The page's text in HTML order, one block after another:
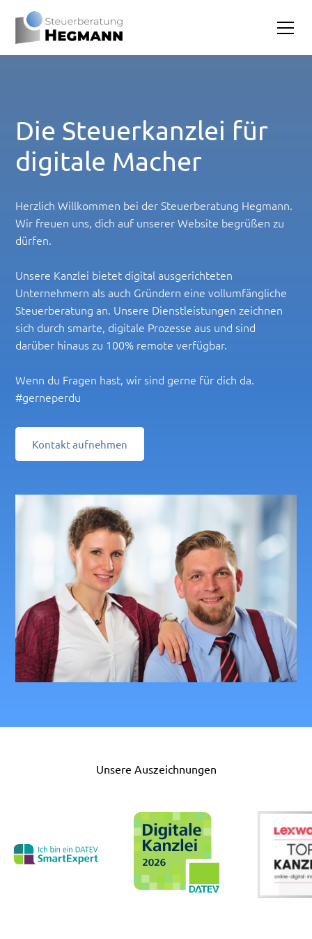
Die Steuerkanzlei für
digitale Macher
Herzlich Willkommen bei der Steuerberatung Hegmann.
Wir freuen uns, dich auf unserer Website begrüßen zu
dürfen.
Unsere Kanzlei bietet digital ausgerichteten
Unternehmern als auch Gründern eine vollumfängliche
Steuerberatung an. Unsere Dienstleistungen zeichnen
sich durch smarte, digitale Prozesse aus und sind
darüber hinaus zu 100% remote verfügbar.
Wenn du Fragen hast, wir sind gerne für dich da.
#gerneperdu
Kontakt aufnehmen
Unsere Auszeichnungen